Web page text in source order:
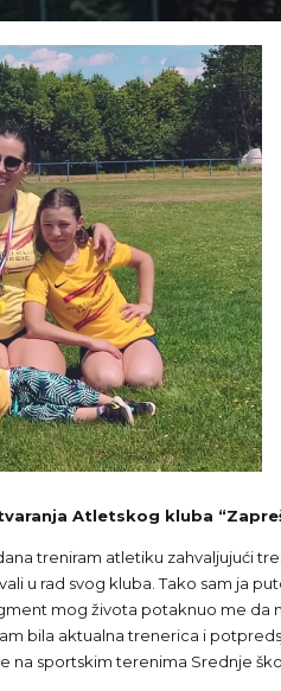
Atletskog kluba
treniram atletiku zahvaljujući
u rad svog kluba. Tako sam ja
mog života potaknuo me
bila aktualna trenerica i
na sportskim terenima Srednje